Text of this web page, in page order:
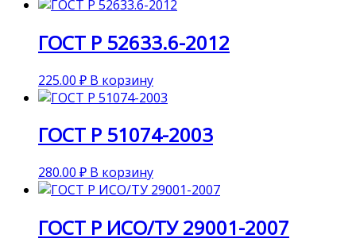
ГОСТ Р 52633.6-2012
225.00 ₽ В корзину
ГОСТ Р 51074-2003
280.00 ₽ В корзину
ГОСТ Р ИСО/ТУ 29001-2007